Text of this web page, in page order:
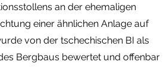
an der ehemaligen
einer ähnlichen Anlage auf
von der tschechischen BI als
Bergbaus bewertet und offenbar